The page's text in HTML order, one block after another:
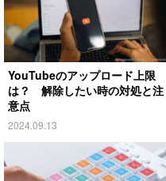
YouTubeのアップロード上限
は？ 解除したい時の対処と注
意点
2024.09.13